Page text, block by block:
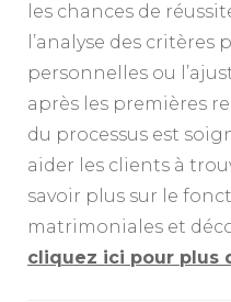
les chances de
l’analyse des critères
personnelles ou
après les premières
du processus est
aider les clients à
savoir plus sur le
matrimoniales et
cliquez ici pour plus